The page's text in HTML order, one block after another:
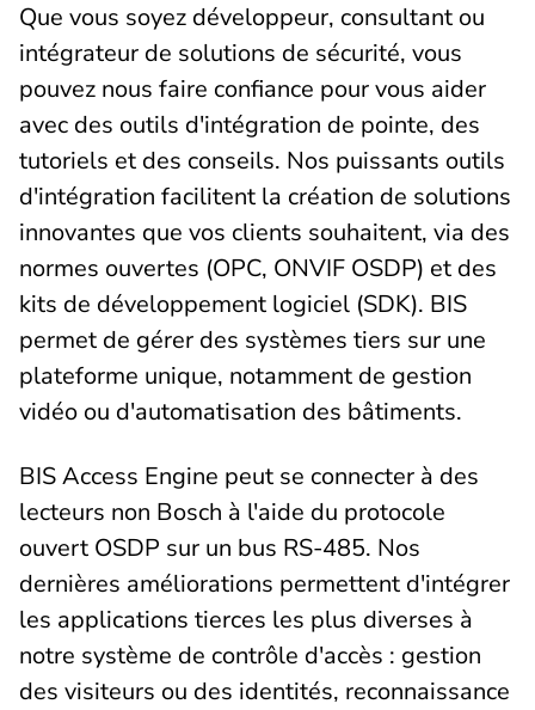
Que vous soyez développeur, consultant ou
intégrateur de solutions de sécurité, vous
pouvez nous faire confiance pour vous aider
avec des outils d'intégration de pointe, des
tutoriels et des conseils. Nos puissants outils
d'intégration facilitent la création de solutions
innovantes que vos clients souhaitent, via des
normes ouvertes (OPC, ONVIF OSDP) et des
kits de développement logiciel (SDK). BIS
permet de gérer des systèmes tiers sur une
plateforme unique, notamment de gestion
vidéo ou d'automatisation des bâtiments.
BIS Access Engine peut se connecter à des
lecteurs non Bosch à l'aide du protocole
ouvert OSDP sur un bus RS-485. Nos
dernières améliorations permettent d'intégrer
les applications tierces les plus diverses à
notre système de contrôle d'accès : gestion
des visiteurs ou des identités, reconnaissance